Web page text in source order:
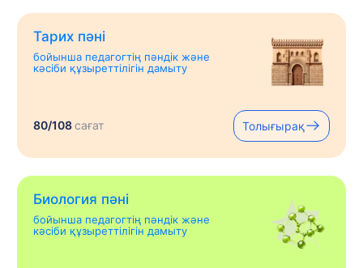
Тарих пәні
бойынша педагогтің пәндік және
кәсіби құзыреттілігін дамыту
80/108сағат Толығырақ
Биология пәні
бойынша педагогтің пәндік және
кәсіби құзыреттілігін дамыту